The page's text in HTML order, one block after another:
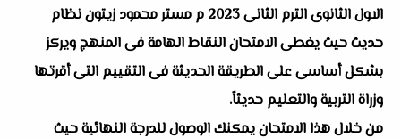
الاول الثانوى الترم الثانى 2023 م مستر محمود زيتون
نظام
حديث حيث يغطى الامتحان النقاط الهامة فى المنهج ويركز
بشكل أساسى على الطريقة الحديثة فى التقييم التى أقرتها
وزراة التربية والتعليم حديثاً.
من خلال هذا الامتحان يمكنك الوصول للدرجة النهائية حيث